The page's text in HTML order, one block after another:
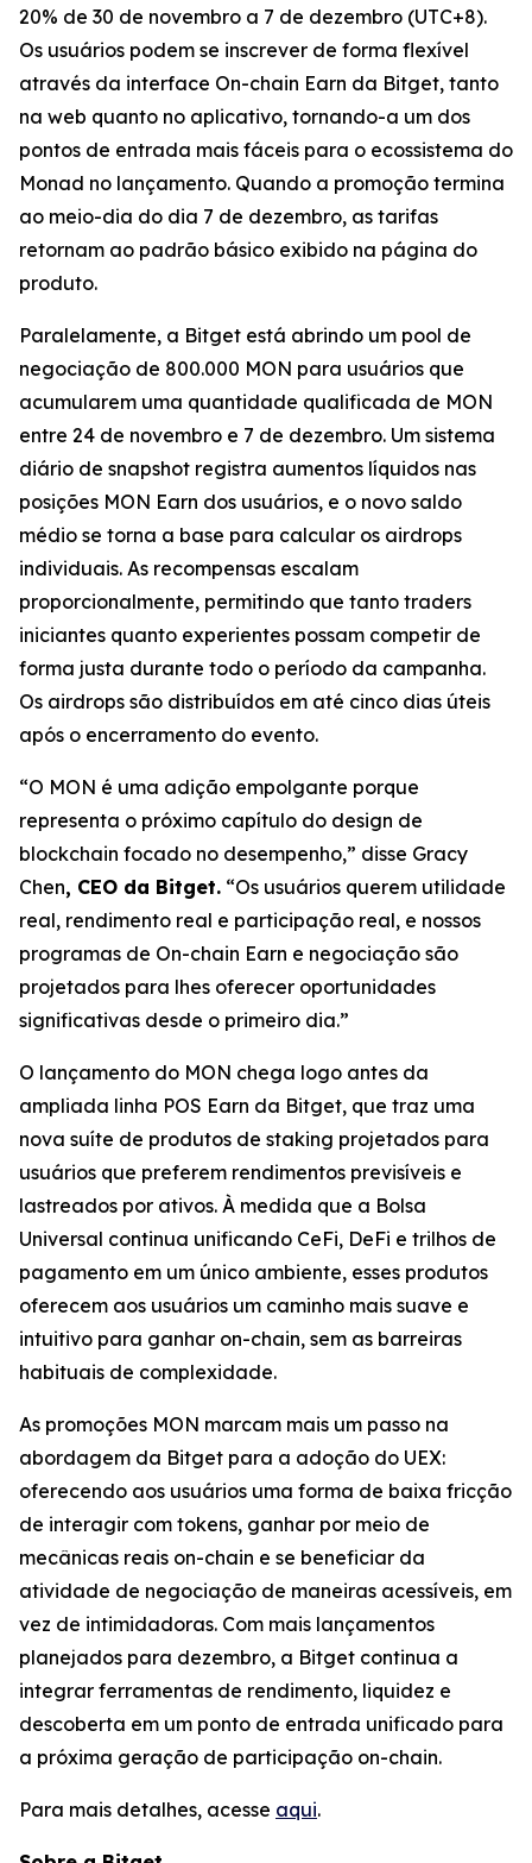
20% de 30 de novembro a 7 de dezembro (UTC+8).
Os usuários podem se inscrever de forma flexível
através da interface On-chain Earn da Bitget, tanto
na web quanto no aplicativo, tornando-a um dos
pontos de entrada mais fáceis para o ecossistema do
Monad no lançamento. Quando a promoção termina
ao meio-dia do dia 7 de dezembro, as tarifas
retornam ao padrão básico exibido na página do
produto.
Paralelamente, a Bitget está abrindo um pool de
negociação de 800.000 MON para usuários que
acumularem uma quantidade qualificada de MON
entre 24 de novembro e 7 de dezembro. Um sistema
diário de snapshot registra aumentos líquidos nas
posições MON Earn dos usuários, e o novo saldo
médio se torna a base para calcular os airdrops
individuais. As recompensas escalam
proporcionalmente, permitindo que tanto traders
iniciantes quanto experientes possam competir de
forma justa durante todo o período da campanha.
Os airdrops são distribuídos em até cinco dias úteis
após o encerramento do evento.
“O MON é uma adição empolgante porque
representa o próximo capítulo do design de
blockchain focado no desempenho,” disse Gracy
Chen, CEO da Bitget. “Os usuários querem utilidade
real, rendimento real e participação real, e nossos
programas de On-chain Earn e negociação são
projetados para lhes oferecer oportunidades
significativas desde o primeiro dia.”
O lançamento do MON chega logo antes da
ampliada linha POS Earn da Bitget, que traz uma
nova suíte de produtos de staking projetados para
usuários que preferem rendimentos previsíveis e
lastreados por ativos. À medida que a Bolsa
Universal continua unificando CeFi, DeFi e trilhos de
pagamento em um único ambiente, esses produtos
oferecem aos usuários um caminho mais suave e
intuitivo para ganhar on-chain, sem as barreiras
habituais de complexidade.
As promoções MON marcam mais um passo na
abordagem da Bitget para a adoção do UEX:
oferecendo aos usuários uma forma de baixa fricção
de interagir com tokens, ganhar por meio de
mecânicas reais on-chain e se beneficiar da
atividade de negociação de maneiras acessíveis, em
vez de intimidadoras. Com mais lançamentos
planejados para dezembro, a Bitget continua a
integrar ferramentas de rendimento, liquidez e
descoberta em um ponto de entrada unificado para
a próxima geração de participação on-chain.
Para mais detalhes, acesse aqui.